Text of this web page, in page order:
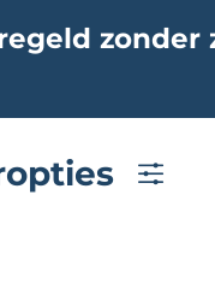
zonder